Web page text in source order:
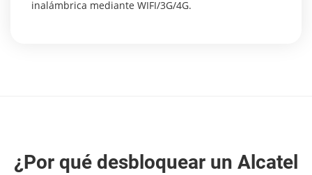
inalámbrica mediante WIFI/3G/4G.
¿Por qué desbloquear un Alcatel